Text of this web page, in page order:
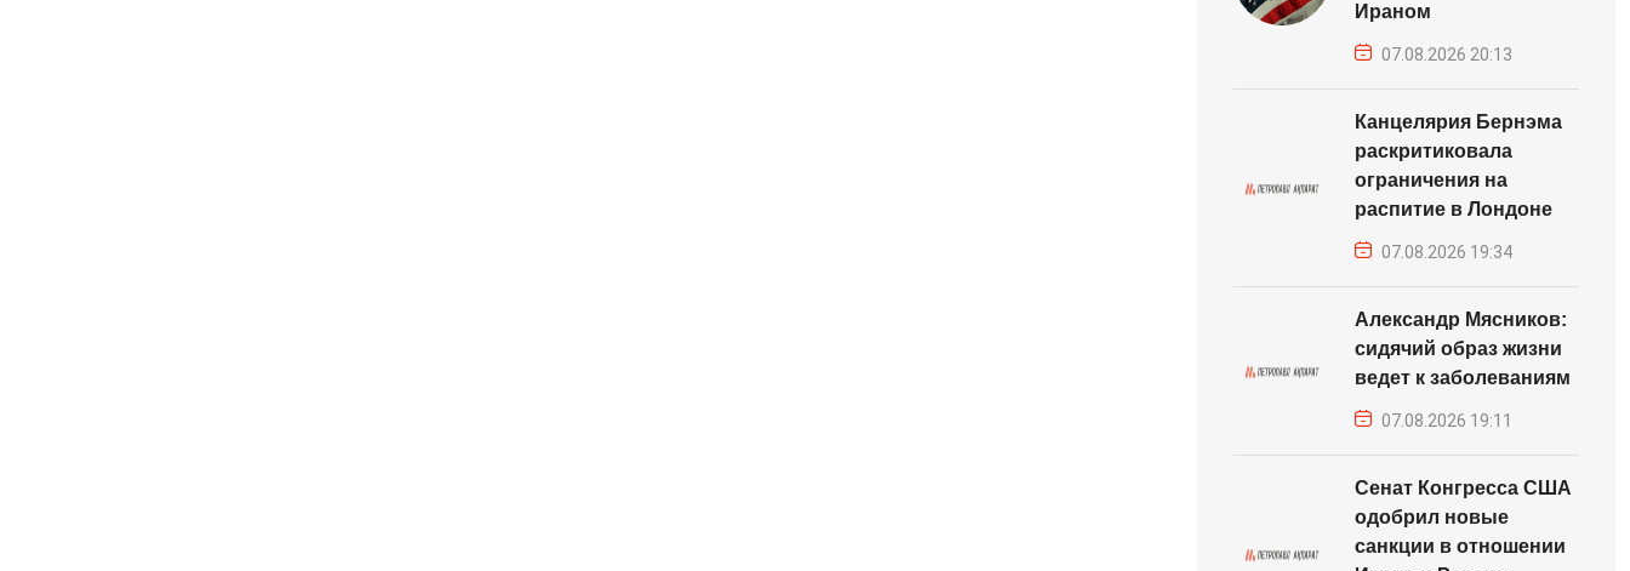
Ираном
07.08.2026 20:13
Канцелярия Бернэма
раскритиковала
ограничения на
распитие в Лондоне
07.08.2026 19:34
Александр Мясников:
сидячий образ жизни
ведет к заболеваниям
07.08.2026 19:11
Сенат Конгресса США
одобрил новые
санкции в отношении